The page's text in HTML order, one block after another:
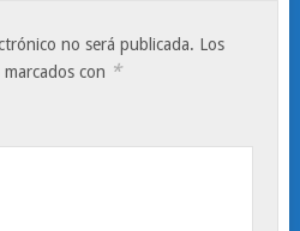
no será publicada. Los
con *